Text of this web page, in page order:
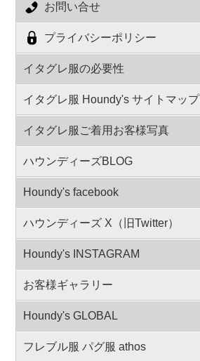
お問い合せ
プライバシーポリシー
イタグレ服の必要性
イタグレ服 Houndy's サイトマップ
イタグレ服ご着用お客様写真
ハウンディーズBLOG
Houndy's facebook
ハウンディーズ X（旧Twitter）
Houndy's INSTAGRAM
お客様ギャラリー
Houndy's GLOBAL
フレブル服 パグ服 athos